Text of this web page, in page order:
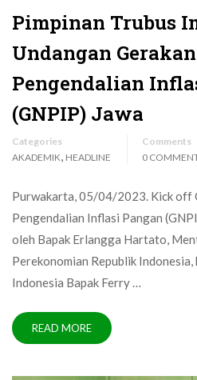
Pimpinan Trubus
Undangan
Pengendalian
(GNPIP) Jawa
Categories
AKADEMIK, HEADLINE
Comments
0
Purwakarta, 05/04/2023. Kick off
Pengendalian Inflasi Pangan
oleh Bapak Erlangga Hartato,
Perekonomian Republik
Indonesia Bapak Ferry …
READ MORE